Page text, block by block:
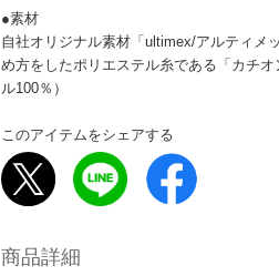
●素材
自社オリジナル素材「ultimex/アルティメ
め方をしたポリエステル糸である「カチ
ル100％）
このアイテムをシェアする
商品詳細